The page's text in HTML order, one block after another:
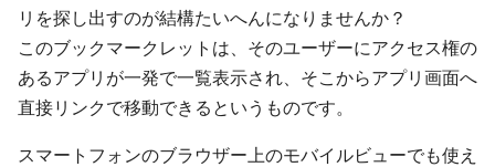
リを探し出すのが結構たいへんになりませんか？
このブックマークレットは、そのユーザーにアクセス権の
あるアプリが一発で一覧表示され、そこからアプリ画面へ
直接リンクで移動できるというものです。
スマートフォンのブラウザー上のモバイルビューでも使え